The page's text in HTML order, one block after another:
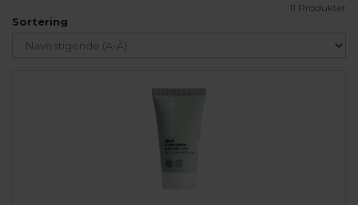
11 Produkter
Sortering